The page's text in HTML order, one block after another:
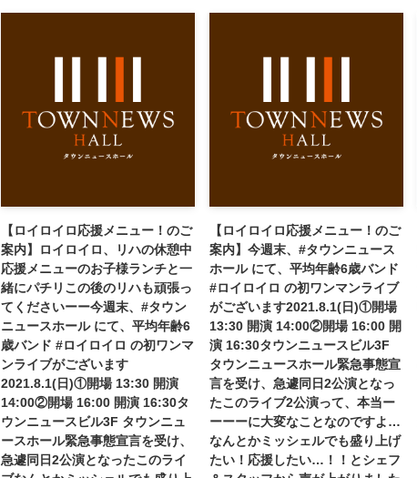
【ロイロイロ応援メニュー！のご
案内】ロイロイロ、リハの休憩中
応援メニューのお子様ランチと一
緒にパチリこの後のリハも頑張っ
てくださいーー今週末、#タウン
ニュースホール にて、平均年齢6
歳バンド #ロイロイロ の初ワンマ
ンライブがございます
2021.8.1(日)①開場 13:30 開演
14:00②開場 16:00 開演 16:30タ
ウンニュースビル3F タウンニュ
ースホール緊急事態宣言を受け、
急遽同日2公演となったこのライ
【ロイロイロ応援メニュー！のご
案内】今週末、#タウンニュース
ホール にて、平均年齢6歳バンド
#ロイロイロ の初ワンマンライブ
がございます2021.8.1(日)①開場
13:30 開演 14:00②開場 16:00 開
演 16:30タウンニュースビル3F
タウンニュースホール緊急事態宣
言を受け、急遽同日2公演となっ
たこのライブ2公演って、本当ー
ーーーに大変なことなのですよ…
なんとかミッシェルでも盛り上げ
たい！応援したい…！！とシェフ